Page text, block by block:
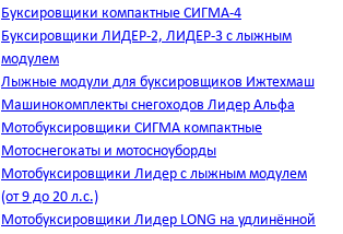
Буксировщики компактные СИГМА-4
Буксировщики ЛИДЕР-2, ЛИДЕР-3 c лыжным
модулем
Лыжные модули для буксировщиков Ижтехмаш
Машинокомплекты снегоходов Лидер Альфа
Мотобуксировщики СИГМА компактные
Мотоснегокаты и мотосноуборды
Мотобуксировщики Лидер с лыжным модулем
(от 9 до 20 л.с.)
Мотобуксировщики Лидер LONG на удлинённой